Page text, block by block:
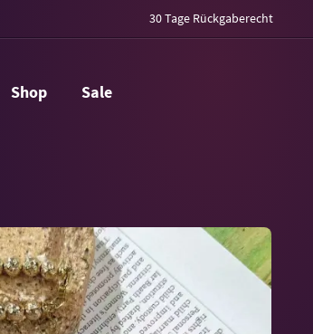
30 Tage Rückgaberecht
Shop Sale